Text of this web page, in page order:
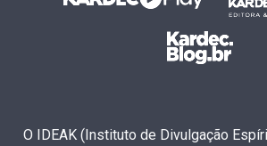
O IDEAK (Instituto de Divulgação